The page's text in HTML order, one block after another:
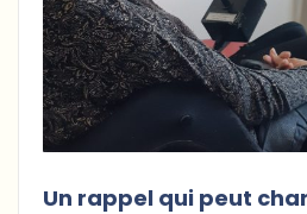
Un rappel qui peut